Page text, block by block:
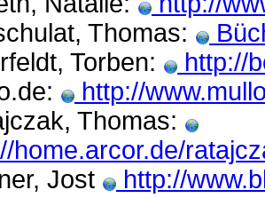
Thomas:
Torben:
http://
http://
Thomas:
home.arcor.de/
Jost
http://